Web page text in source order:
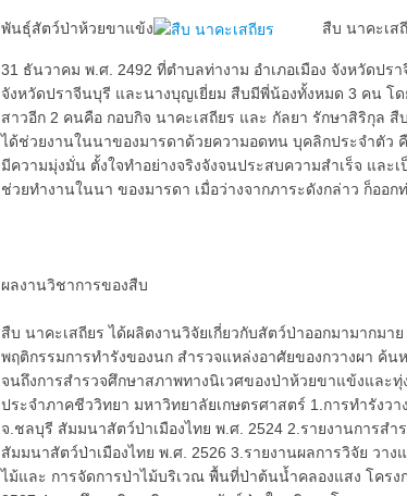
พันธุ์สัตว์ป่าห้วยขาแข้ง สืบ นาคะเสถียร
31 ธันวาคม พ.ศ. 2492 ที่ตำบลท่างาม อำเภอเมือง จังหวัดป
จังหวัดปราจีนบุรี และนางบุญเยี่ยม สืบมีพี่น้องทั้งหมด 3 คน โ
สาวอีก 2 คนคือ กอบกิจ นาคะเสถียร และ กัลยา รักษาสิริกุล
ได้ช่วยงานในนาของมารดาด้วยความอดทน บุคลิกประจำตัว
มีความมุ่งมั่น ตั้งใจทำอย่างจริงจังจนประสบความสำเร็จ และ
ช่วยทำงานในนา ของมารดา เมื่อว่างจากภาระดังกล่าว ก็ออก
ผลงานวิชาการของสืบ
สืบ นาคะเสถียร ได้ผลิตงานวิจัยเกี่ยวกับสัตว์ป่าออกมามากม
พฤติกรรมการทำรังของนก สำรวจแหล่งอาศัยของกวางผา ค้น
จนถึงการสำรวจศึกษาสภาพทางนิเวศของป่าห้วยขาแข้งและ
ประจำภาคชีววิทยา มหาวิทยาลัยเกษตรศาสตร์ 1.การทำรังว
จ.ชลบุรี สัมมนาสัตว์ป่าเมืองไทย พ.ศ. 2524 2.รายงานการส
สัมมนาสัตว์ป่าเมืองไทย พ.ศ. 2526 3.รายงานผลการวิจัย วา
ไม้และ การจัดการป่าไม้บริเวณ พื้นที่ป่าต้นน้ำคลองแสง โคร